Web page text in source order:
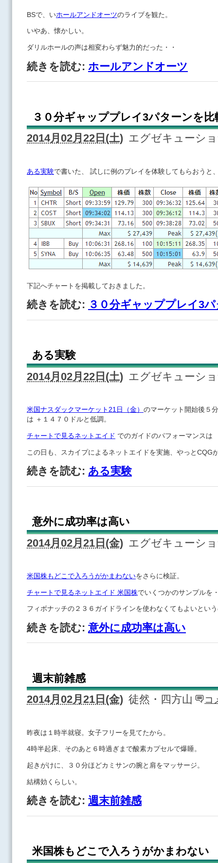
BSで、いホールアンドオーツのライブを観た。
いやあ、懐かしい。
ダリルホールの声は相変わらず魅力的だった・・
続きを読む: ホールアンドオーツ
３０分ギャッププレイ3パターンを比
2014月02月22日(土) エグゼキューシ
ある実験で書いた、 試しに例のプレイを体験してもらおうと
下記へチャートを掲載しておきました。
続きを読む: ３０分ギャッププレイ3
ある実験
2014月02月22日(土) エグゼキューシ
米国ナスダックマーケット21日（金） のマーケット開始後５
は ＋１４７０ドルと低調。
チャートで見るネットエイド でのガイドのパフォーマンス
この日も、スカイプによるネットエイドを実施、やっとCQG
続きを読む: ある実験
意外に成功率は高い
2014月02月21日(金) エグゼキューシ
米国株もどこで入ろうがかまわないをさらに検証。
チャートで見るネットエイド 米国株でいくつかのサンプルを
フィボナッチの２３６ガイドラインを使わなくてもよいとい
続きを読む: 意外に成功率は高い
週末前雑感
2014月02月21日(金) 徒然・四方山 コ
昨夜は１時半就寝。女子フリーを見てたから。
4時半起床、そのあと６時過ぎまで酸素カプセルで爆睡。
起きがけに、３０分ほどカミサンの腕と肩をマッサージ。
結構効くらしい。
続きを読む: 週末前雑感
米国株もどこで入ろうがかまわない